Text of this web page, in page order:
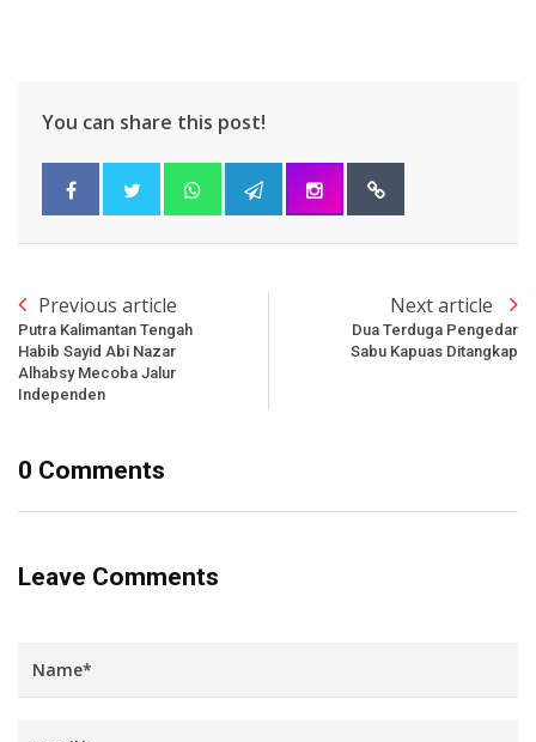
You can share this post!
Previous article
Putra Kalimantan Tengah
Habib Sayid Abi Nazar
Alhabsy Mecoba Jalur
Independen
Next article
Dua Terduga Pengedar
Sabu Kapuas Ditangkap
0 Comments
Leave Comments